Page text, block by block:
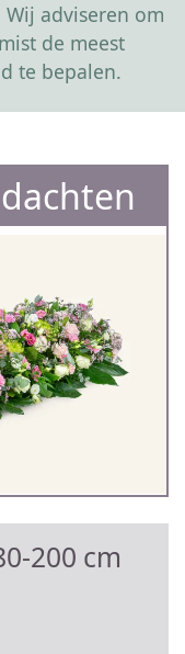
adviseren om
de meest
te bepalen.
200 cm